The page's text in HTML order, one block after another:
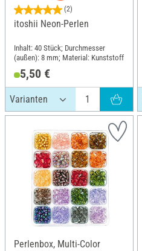
(2)
itoshii Neon-Perlen
Inhalt: 40 Stück; Durchmesser
(außen): 8 mm; Material: Kunststoff
5,50 €
Perlenbox, Multi-Color